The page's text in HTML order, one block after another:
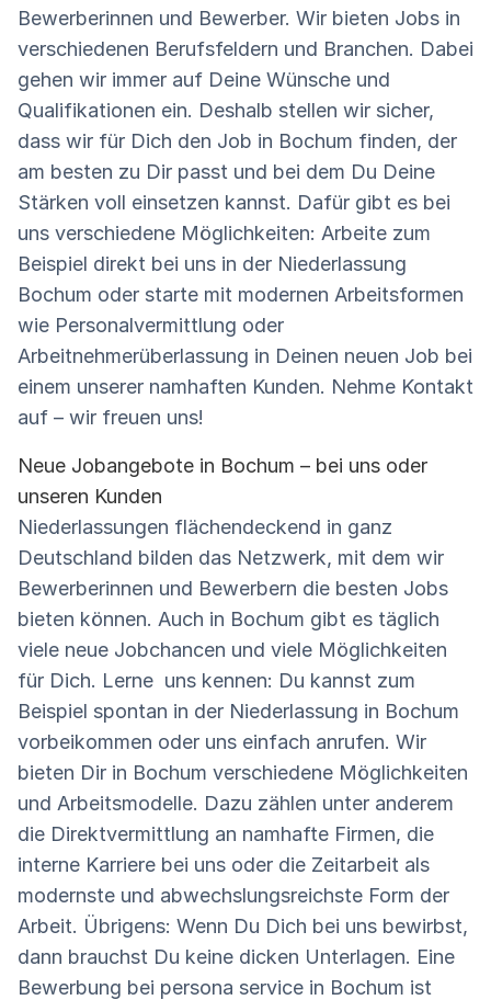
Bewerberinnen und Bewerber. Wir bieten Jobs in
verschiedenen Berufsfeldern und Branchen. Dabei
gehen wir immer auf Deine Wünsche und
Qualifikationen ein. Deshalb stellen wir sicher,
dass wir für Dich den Job in Bochum finden, der
am besten zu Dir passt und bei dem Du Deine
Stärken voll einsetzen kannst. Dafür gibt es bei
uns verschiedene Möglichkeiten: Arbeite zum
Beispiel direkt bei uns in der Niederlassung
Bochum oder starte mit modernen Arbeitsformen
wie Personalvermittlung oder
Arbeitnehmerüberlassung in Deinen neuen Job bei
einem unserer namhaften Kunden. Nehme Kontakt
auf – wir freuen uns!
Neue Jobangebote in Bochum – bei uns oder
unseren Kunden
Niederlassungen flächendeckend in ganz
Deutschland bilden das Netzwerk, mit dem wir
Bewerberinnen und Bewerbern die besten Jobs
bieten können. Auch in Bochum gibt es täglich
viele neue Jobchancen und viele Möglichkeiten
für Dich. Lerne uns kennen: Du kannst zum
Beispiel spontan in der Niederlassung in Bochum
vorbeikommen oder uns einfach anrufen. Wir
bieten Dir in Bochum verschiedene Möglichkeiten
und Arbeitsmodelle. Dazu zählen unter anderem
die Direktvermittlung an namhafte Firmen, die
interne Karriere bei uns oder die Zeitarbeit als
modernste und abwechslungsreichste Form der
Arbeit. Übrigens: Wenn Du Dich bei uns bewirbst,
dann brauchst Du keine dicken Unterlagen. Eine
Bewerbung bei persona service in Bochum ist